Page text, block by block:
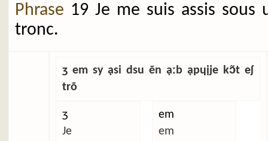
Phrase 19 Je me suis assis
tronc.
ʒ em sy ạsi dsu ẽn ạːb ạpɥịje kɔ̃t eʃ
trõ
ʒ
Je
em
em